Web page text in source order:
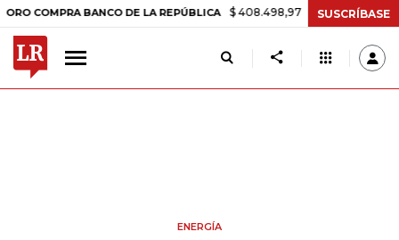
BANCO DE LA REPÚBLICA $ 408.498,97 +$ 8.753,81 +2,19%
SUSCRÍBASE
ENERGÍA